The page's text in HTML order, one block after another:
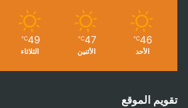
46
℃
الأحد
47
℃
الأثنين
49
℃
الثلاثاء
تقويم الموقع